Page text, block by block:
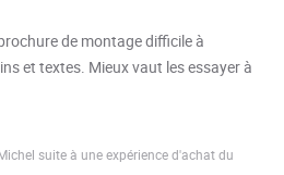
de montage difficile à
et textes. Mieux vaut les essayer à
suite à une expérience d'achat du